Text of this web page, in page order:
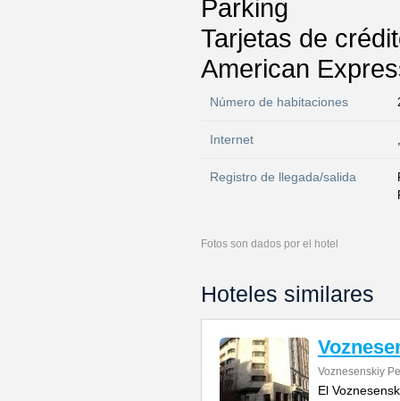
Parking
Tarjetas de
American
Número de habitaciones
Internet
Registro de llegada/salida
Fotos son dados por el hotel
Hoteles similares
Voznesenskiy
El